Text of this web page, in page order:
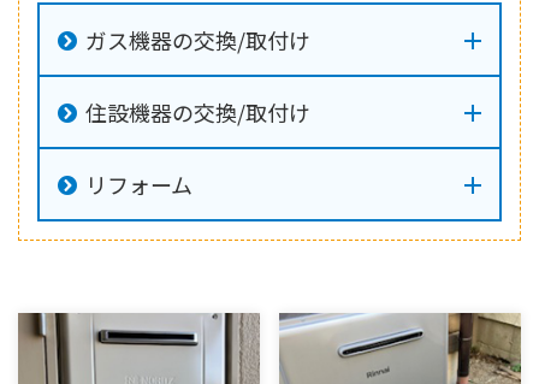
ガス機器の交換/取付け
住設機器の交換/取付け
リフォーム